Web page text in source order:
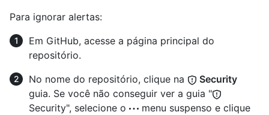
Para ignorar alertas:
Em GitHub, acesse a página principal do
repositório.
No nome do repositório, clique na
Security
guia. Se você não conseguir ver a guia "
Security", selecione o
menu suspenso e clique